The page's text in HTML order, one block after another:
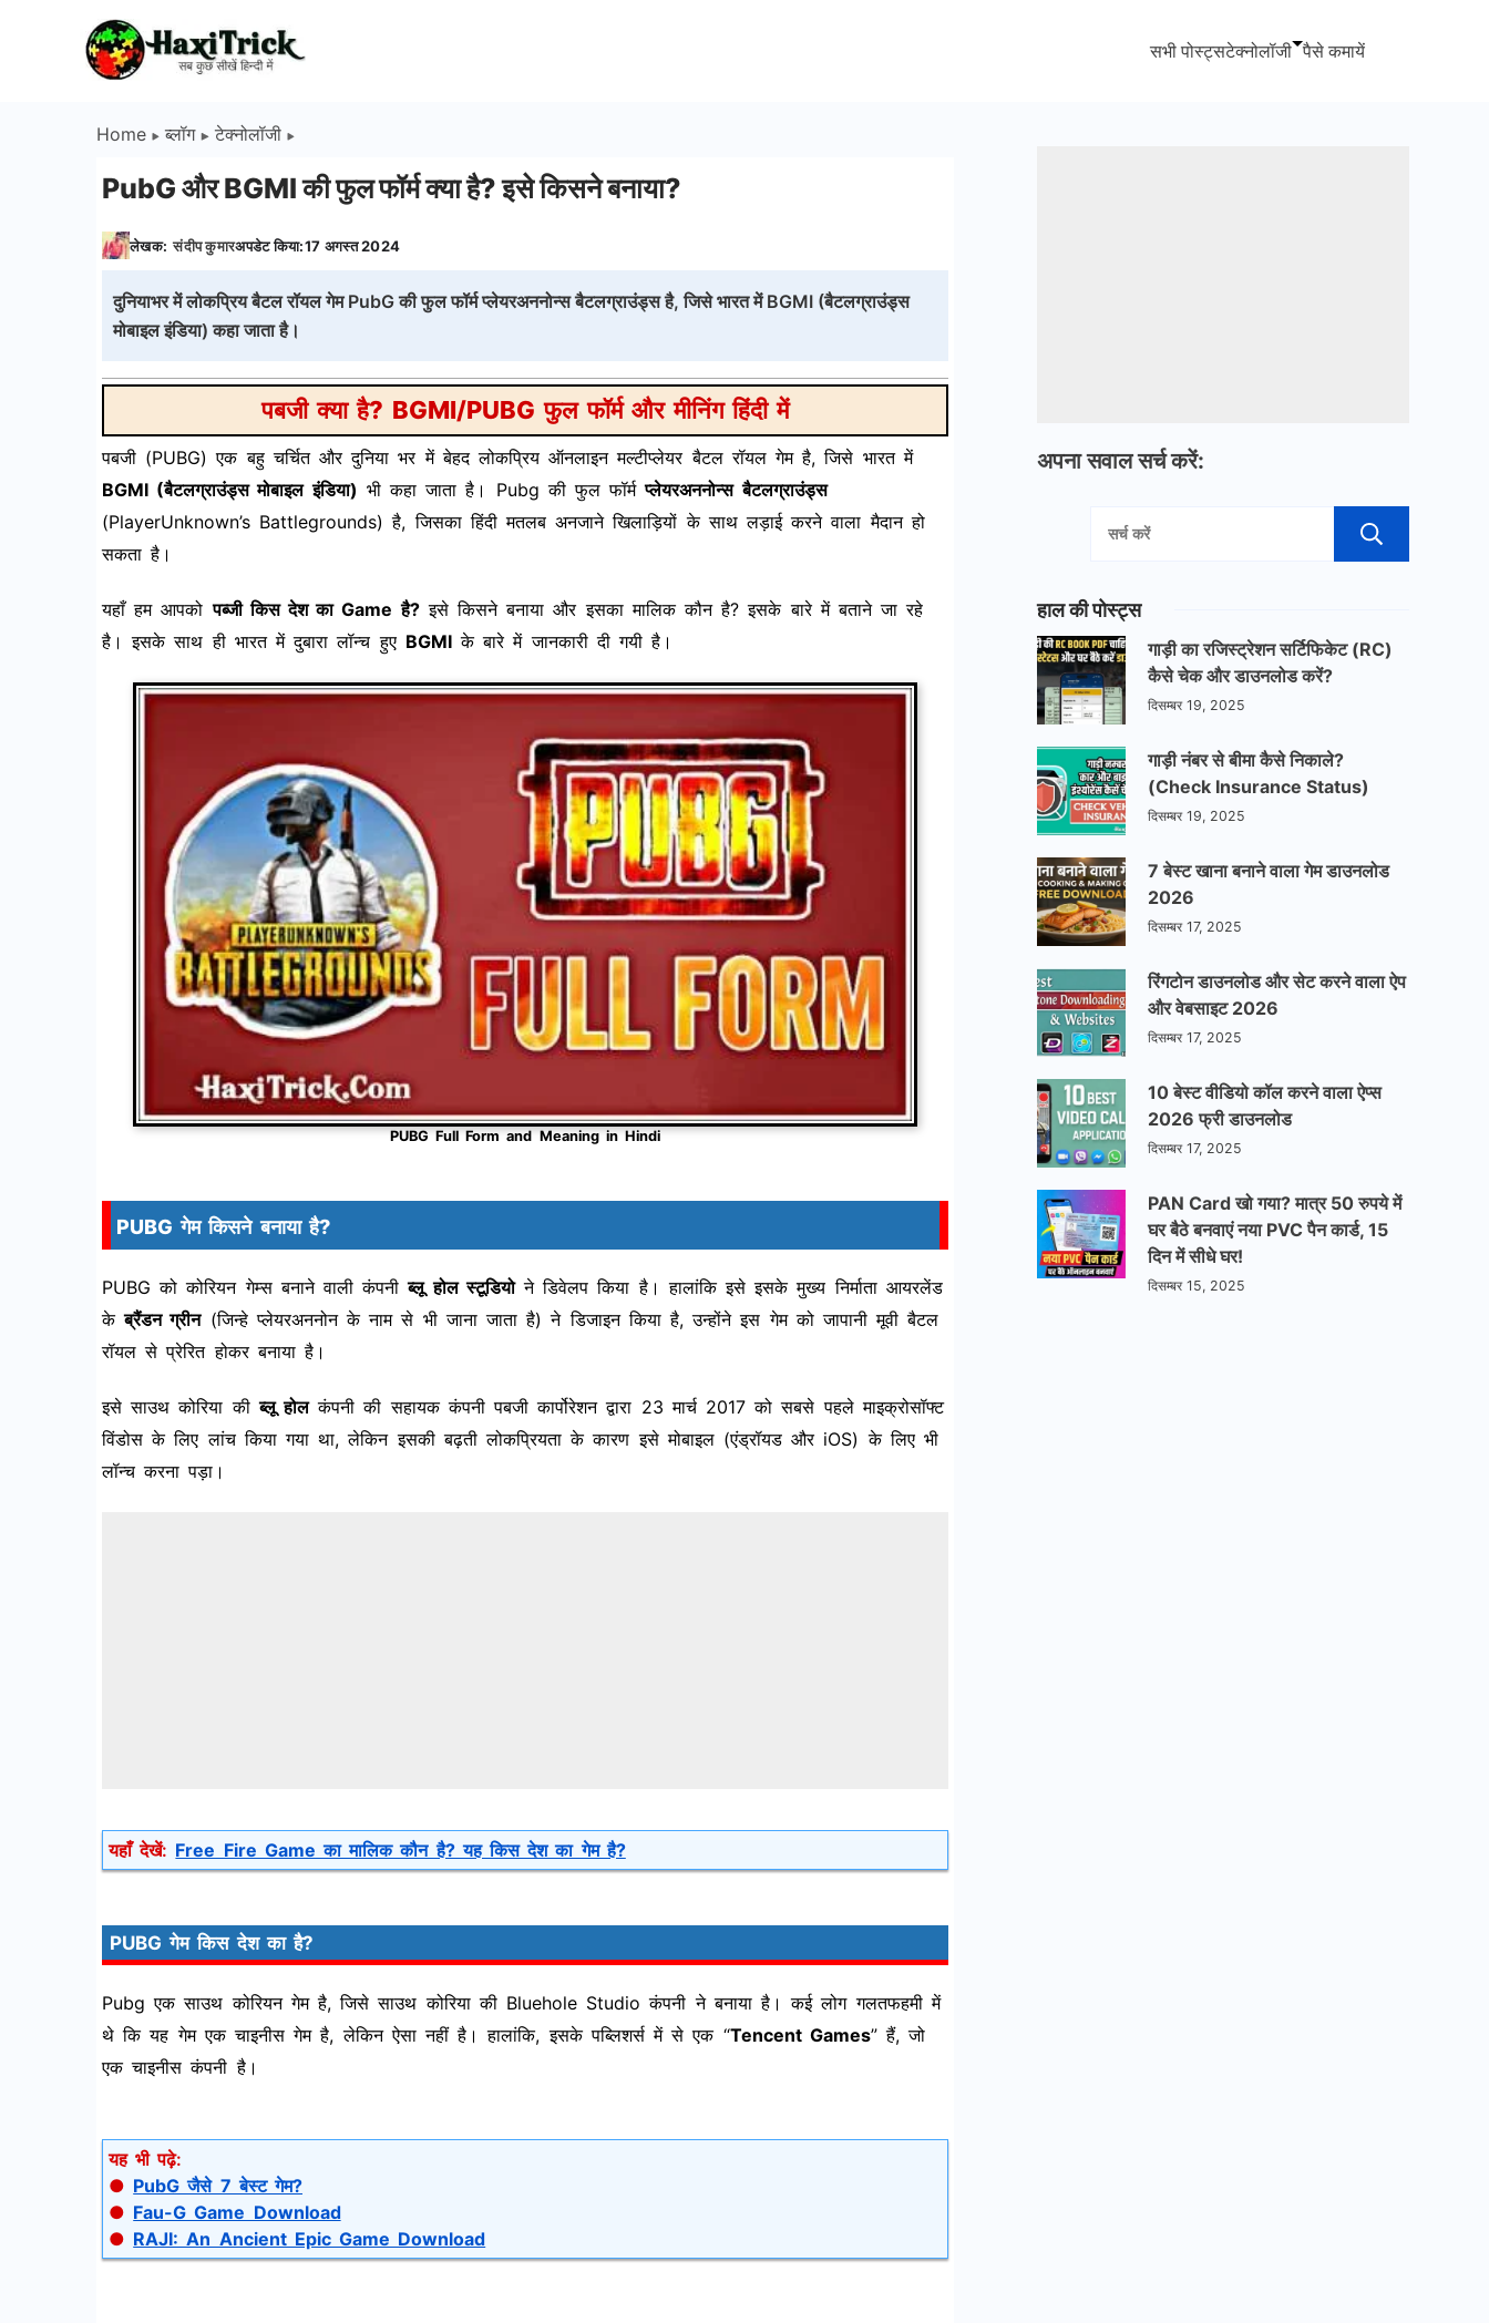
सब
कुछ
जाने
में
सभी पोस्ट्सटेक्नोलॉजी पैसे कमायें
Home ब्लॉग टेक्नोलॉजी
PubG और BGMI की फुल फॉर्म क्या है? इसे किसने बनाया?
लेखक: संदीप कुमारअपडेट किया:17 अगस्त 2024
दुनियाभर में लोकप्रिय बैटल रॉयल गेम PubG की फुल फॉर्म प्लेयरअननोन्स बैटलग्राउंड्स है, जिसे भारत में BGMI (बैटलग्राउंड्स
मोबाइल इंडिया) कहा जाता है।
पबजी क्या है? BGMI/PUBG फुल फॉर्म और मीनिंग हिंदी में
पबजी (PUBG) एक बहु चर्चित और दुनिया भर में बेहद लोकप्रिय ऑनलाइन मल्टीप्लेयर बैटल रॉयल गेम है, जिसे भारत में
BGMI (बैटलग्राउंड्स मोबाइल इंडिया) भी कहा जाता है। Pubg की फुल फॉर्मप्लेयरअननोन्स बैटलग्राउंड्स
(PlayerUnknown’s Battlegrounds) है, जिसका हिंदी मतलब अनजाने खिलाड़ियों के साथ लड़ाई करने वाला मैदान हो
सकता है।
यहाँ हम आपकोपब्जी किस देश का Game है?इसे किसने बनाया और इसका मालिक कौन है? इसके बारे में बताने जा रहे
है। इसके साथ ही भारत में दुबारा लॉन्च हुए BGMIके बारे में जानकारी दी गयी है।
PUBG Full Form and Meaning in Hindi
PUBG गेम किसने बनाया है?
PUBG को कोरियन गेम्स बनाने वाली कंपनीब्लू होल स्टूडियोने डिवेलप किया है। हालांकि इसे इसके मुख्य निर्माता आयरलेंड
केब्रैंडन ग्रीन(जिन्हे प्लेयरअननोन के नाम से भी जाना जाता है) ने डिजाइन किया है, उन्होंने इस गेम को जापानी मूवी बैटल
रॉयल से प्रेरित होकर बनाया है।
इसे साउथ कोरिया कीब्लू होलकंपनी की सहायक कंपनी पबजी कार्पोरेशन द्वारा 23 मार्च 2017 को सबसे पहले माइक्रोसॉफ्ट
विंडोस के लिए लांच किया गया था, लेकिन इसकी बढ़ती लोकप्रियता के कारण इसे मोबाइल (एंड्रॉयड और iOS) के लिए भी
लॉन्च करना पड़ा।
यहाँ देखें: Free Fire Game का मालिक कौन है? यह किस देश का गेम है?
PUBG गेम किस देश का है?
Pubg एक साउथ कोरियन गेम है, जिसे साउथ कोरिया की Bluehole Studio कंपनी ने बनाया है। कई लोग गलतफहमी में
थे कि यह गेम एक चाइनीस गेम है, लेकिन ऐसा नहीं है। हालांकि, इसके पब्लिशर्स में से एक “Tencent Games” हैं, जो
एक चाइनीस कंपनी है।
यह भी पढ़े:
● PubG जैसे 7 बेस्ट गेम?
● Fau-G Game Download
● RAJI: An Ancient Epic Game Download
अपना सवाल सर्च करें:
हाल की पोस्ट्स
गाड़ी का रजिस्ट्रेशन सर्टिफिकेट (RC)
कैसे चेक और डाउनलोड करें?
दिसम्बर 19, 2025
गाड़ी नंबर से बीमा कैसे निकाले?
(Check Insurance Status)
दिसम्बर 19, 2025
7 बेस्ट खाना बनाने वाला गेम डाउनलोड
2026
दिसम्बर 17, 2025
रिंगटोन डाउनलोड और सेट करने वाला ऐप
और वेबसाइट 2026
दिसम्बर 17, 2025
10 बेस्ट वीडियो कॉल करने वाला ऐप्स
2026 फ्री डाउनलोड
दिसम्बर 17, 2025
PAN Card खो गया? मात्र 50 रुपये में
घर बैठे बनवाएं नया PVC पैन कार्ड, 15
दिन में सीधे घर!
दिसम्बर 15, 2025